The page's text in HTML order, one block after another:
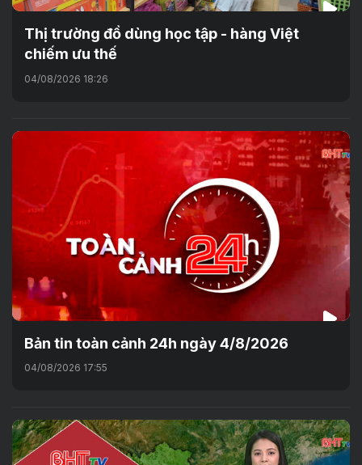
Thị trường đồ dùng học tập - hàng Việt
chiếm ưu thế
04/08/2026 18:26
Bản tin toàn cảnh 24h ngày 4/8/2026
04/08/2026 17:55